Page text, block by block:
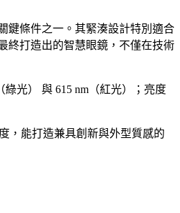
鍵條件之一。其緊湊設計特別適合
終打造出的智慧眼鏡，不僅在技術
光） 與 615 nm（紅光）；亮度
，能打造兼具創新與外型質感的